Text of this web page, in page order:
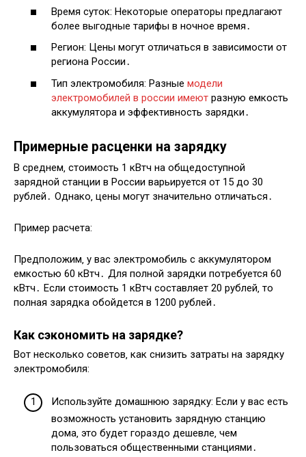
Время суток: Некоторые операторы предлагают
более выгодные тарифы в ночное время․
Регион: Цены могут отличаться в зависимости от
региона России․
Тип электромобиля: Разные модели
электромобилей в россии имеют разную емкость
аккумулятора и эффективность зарядки․
Примерные расценки на зарядку
В среднем‚ стоимость 1 кВтч на общедоступной
зарядной станции в России варьируется от 15 до 30
рублей․ Однако‚ цены могут значительно отличаться․
Пример расчета:
Предположим‚ у вас электромобиль с аккумулятором
емкостью 60 кВтч․ Для полной зарядки потребуется 60
кВтч․ Если стоимость 1 кВтч составляет 20 рублей‚ то
полная зарядка обойдется в 1200 рублей․
Как сэкономить на зарядке?
Вот несколько советов‚ как снизить затраты на зарядку
электромобиля:
Используйте домашнюю зарядку: Если у вас есть
возможность установить зарядную станцию
дома‚ это будет гораздо дешевле‚ чем
пользоваться общественными станциями․